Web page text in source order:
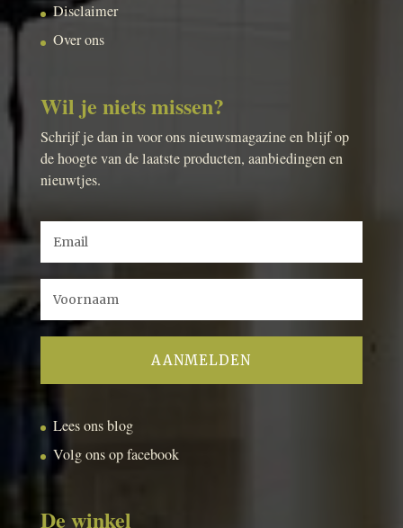
Disclaimer
Over ons
Wil je niets missen?
Schrijf je dan in voor ons nieuwsmagazine en blijf op
de hoogte van de laatste producten, aanbiedingen en
nieuwtjes.
Lees ons blog
Volg ons op facebook
De winkel